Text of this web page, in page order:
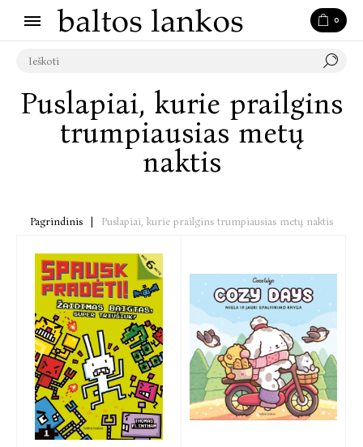
0
Puslapiai, kurie prailgins
trumpiausias metų
naktis
Pagrindinis Puslapiai, kurie prailgins trumpiausias metų naktis